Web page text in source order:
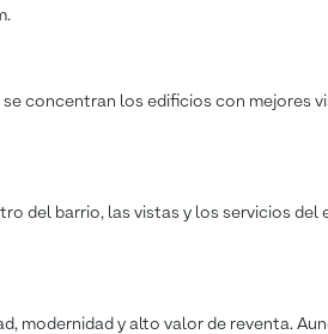
se concentran los edificios con
del barrio, las vistas y los servicios del
modernidad y alto valor de reventa.